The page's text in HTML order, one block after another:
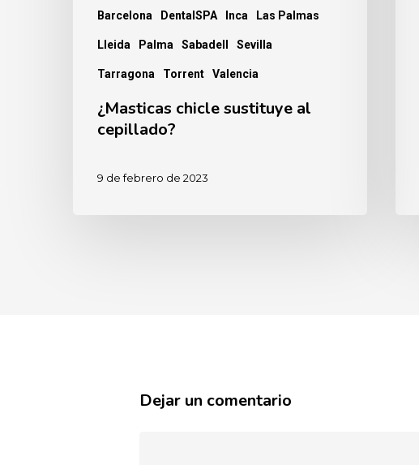
Barcelona DentalSPA Inca Las Palmas
Lleida Palma Sabadell Sevilla
Tarragona Torrent Valencia
¿Masticas chicle sustituye al
cepillado?
9 de febrero de 2023
Dejar un comentario